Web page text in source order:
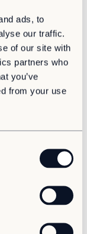
ads, to
our traffic.
of our site with
partners who
you’ve
from your use
energi för att
Åsa Breman,
upphandling
lösningar
landade
flexibla och
aktuellt att
gick jättebra,
säger Åsa